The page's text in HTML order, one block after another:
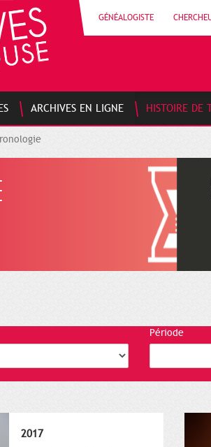
GÉNÉALOGISTE
ARCHIVES EN LIGNE HISTOIRE DE
Période
2017